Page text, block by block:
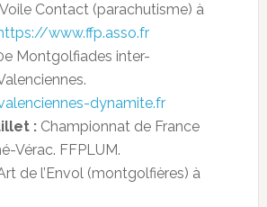
Contact (parachutisme) à
www.ffp.asso.fr
Montgolfiades inter-
dynamite.fr
:Championnat de France
Vérac. FFPLUM.
de l’Envol (montgolfières) à